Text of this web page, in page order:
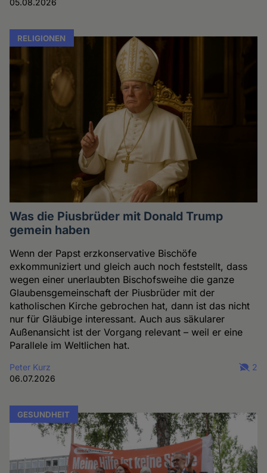
05.08.2026
RELIGIONEN
Was die Piusbrüder mit Donald Trump
gemein haben
Wenn der Papst erzkonservative Bischöfe
exkommuniziert und gleich auch noch feststellt, dass
wegen einer unerlaubten Bischofsweihe die ganze
Glaubensgemeinschaft der Piusbrüder mit der
katholischen Kirche gebrochen hat, dann ist das nicht
nur für Gläubige interessant. Auch aus säkularer
Außenansicht ist der Vorgang relevant – weil er eine
Parallele im Weltlichen hat.
Peter Kurz
06.07.2026
2
GESUNDHEIT